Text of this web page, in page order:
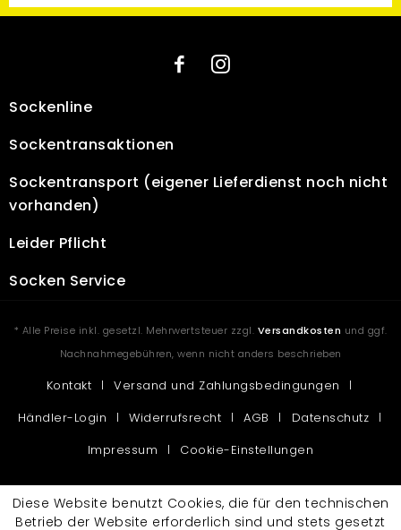
Sockenline
Socken­transaktionen
Sockentransport (eigener Lieferdienst noch nicht
vorhanden)
Leider Pflicht
Socken Service
* Alle Preise inkl. gesetzl. Mehrwertsteuer zzgl. Versandkosten und ggf.
Nachnahmegebühren, wenn nicht anders beschrieben
Kontakt
Versand und Zahlungsbedingungen
Händler-Login
Widerrufsrecht AGB
Datenschutz
Impressum
Cookie-Einstellungen
Diese Website benutzt Cookies, die für den technischen
Betrieb der Website erforderlich sind und stets gesetzt